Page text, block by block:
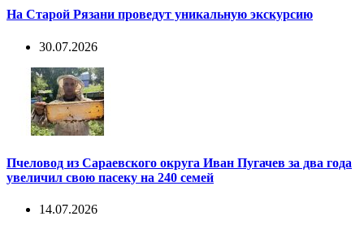
На Старой Рязани проведут уникальную экскурсию
30.07.2026
Пчеловод из Сараевского округа Иван Пугачев за два года
увеличил свою пасеку на 240 семей
14.07.2026